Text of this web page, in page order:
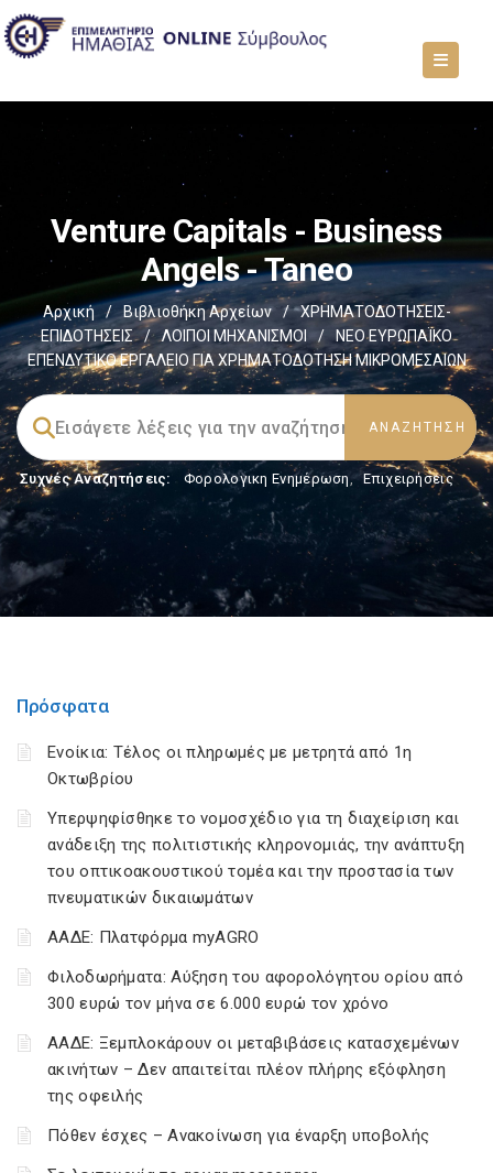
Venture Capitals - Business
Angels - Taneo
Αρχική / Βιβλιοθήκη Αρχείων /
ΧΡΗΜΑΤΟΔΟΤΗΣΕΙΣ-
ΕΠΙΔΟΤΗΣΕΙΣ
/ ΛΟΙΠΟΙ ΜΗΧΑΝΙΣΜΟΙ /
ΝΕΟ ΕΥΡΩΠΑΪΚΟ
ΕΠΕΝΔΥΤΙΚΟ ΕΡΓΑΛΕΙΟ ΓΙΑ ΧΡΗΜΑΤΟΔΟΤΗΣΗ ΜΙΚΡΟΜΕΣΑΙΩΝ
Συχνές Αναζητήσεις: Φορολογικη Ενημέρωση, Επιχειρήσεις
Πρόσφατα
Ενοίκια: Τέλος οι πληρωμές με μετρητά από 1η
Οκτωβρίου
Υπερψηφίσθηκε το νομοσχέδιο για τη διαχείριση και
ανάδειξη της πολιτιστικής κληρονομιάς, την ανάπτυξη
του οπτικοακουστικού τομέα και την προστασία των
πνευματικών δικαιωμάτων
ΑΑΔΕ: Πλατφόρμα myAGRO
Φιλοδωρήματα: Αύξηση του αφορολόγητου ορίου από
300 ευρώ τον μήνα σε 6.000 ευρώ τον χρόνο
ΑΑΔΕ: Ξεμπλοκάρουν οι μεταβιβάσεις κατασχεμένων
ακινήτων – Δεν απαιτείται πλέον πλήρης εξόφληση
της οφειλής
Πόθεν έσχες – Ανακοίνωση για έναρξη υποβολής